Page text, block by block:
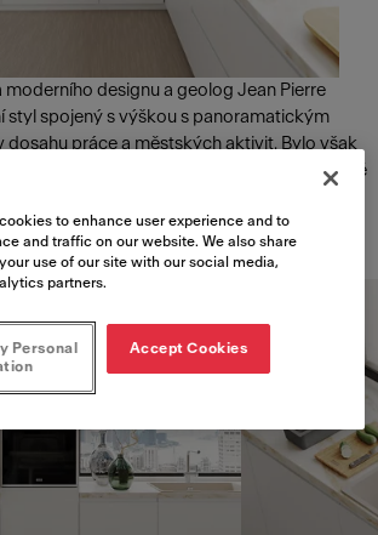
designu a geolog Jean Pierre
styl spojený s výškou s panoramatickým
dosahu práce a městských aktivit. Bylo však
atmosféru mrakodrapu s prvky, které
vášeň – starověkou čínskou kulturu.
to enhance user experience and to
and traffic on our website. We also share
use of our site with our social media,
partners.
Personal
Accept Cookies